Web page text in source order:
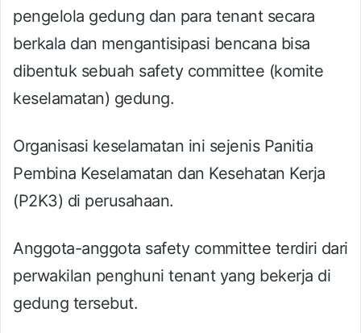
pengelola gedung dan para tenant secara
berkala dan mengantisipasi bencana bisa
dibentuk sebuah safety committee (komite
keselamatan) gedung.
Organisasi keselamatan ini sejenis Panitia
Pembina Keselamatan dan Kesehatan Kerja
(P2K3) di perusahaan.
Anggota-anggota safety committee terdiri dari
perwakilan penghuni tenant yang bekerja di
gedung tersebut.